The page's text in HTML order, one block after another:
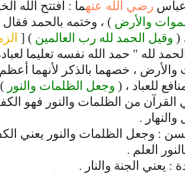
رضي الله عنهما : افتتح الله
والأرض ) ، وختمه بالحمد
( وقيل الحمد لله رب العالمين ) [
لله " حمد الله نفسه تعليما
والأرض ، خصهما بالذكر لأنهما أعظم
للعباد ، ( وجعل الظلمات والنور
من الظلمات والنور فهو الكفر
والنهار .
: وجعل الظلمات والنور يعني
العلم .
: يعني الجنة والنار .